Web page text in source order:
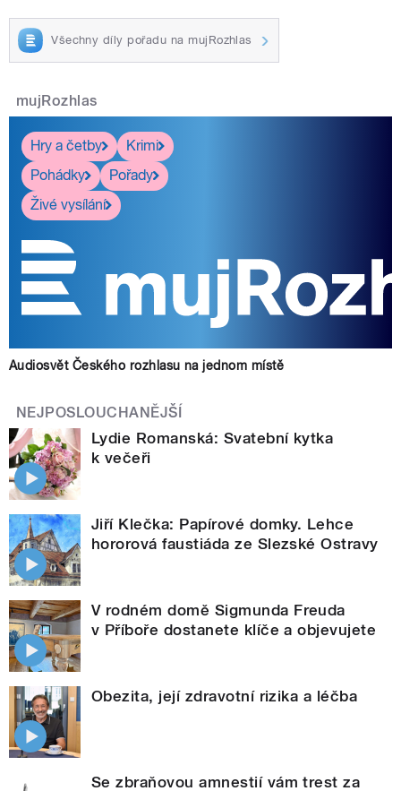
Všechny díly pořadu na mujRozhlas
mujRozhlas
Hry a četby
Krimi
Pohádky
Pořady
Živé vysílání
Audiosvět Českého rozhlasu na jednom místě
NEJPOSLOUCHANĚJŠÍ
Lydie Romanská: Svatební kytka
k večeři
Jiří Klečka: Papírové domky. Lehce
hororová faustiáda ze Slezské Ostravy
V rodném domě Sigmunda Freuda
v Příboře dostanete klíče a objevujete
Obezita, její zdravotní rizika a léčba
Se zbraňovou amnestií vám trest za